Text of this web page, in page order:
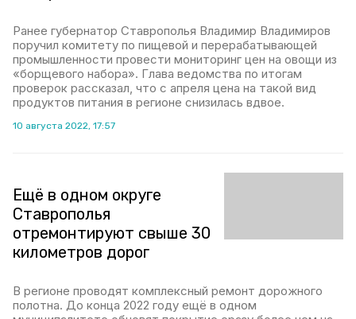
Ранее губернатор Ставрополья Владимир Владимиров
поручил комитету по пищевой и перерабатывающей
промышленности провести мониторинг цен на овощи из
«борщевого набора». Глава ведомства по итогам
проверок рассказал, что с апреля цена на такой вид
продуктов питания в регионе снизилась вдвое.
10 августа 2022, 17:57
Ещё в одном округе
Ставрополья
отремонтируют свыше 30
километров дорог
В регионе проводят комплексный ремонт дорожного
полотна. До конца 2022 году ещё в одном